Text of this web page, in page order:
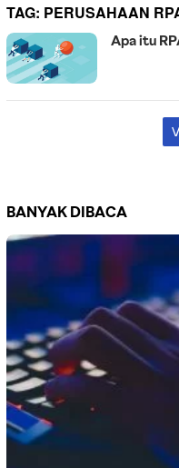
TAG: PERUSAHAAN
Apa itu
BANYAK DIBACA